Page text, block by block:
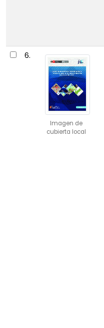
6.
Imagen de
cubierta local